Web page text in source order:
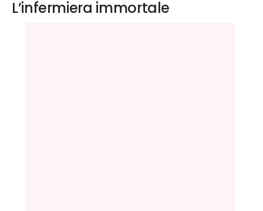
L’infermiera immortale